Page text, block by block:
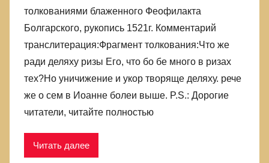
толкованиями блаженного Феофилакта
Болгарского, рукопись 1521г. Комментарий
транслитерация:Фрагмент толкования:Что же
ради деляху ризы Его, что бо бе много в ризах
тех?Но уничижение и укор творяще деляху. рече
же о сем в Иоанне болеи выше. P.S.: Дорогие
читатели, читайте полностью
Читать далее